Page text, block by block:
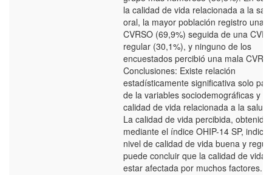
la calidad de vida relacionada a la
oral, la mayor población registro una
CVRSO (69,9%) seguida de una
regular (30,1%), y ninguno de los
encuestados percibió una mala
Conclusiones: Existe relación
estadísticamente significativa solo
de la variables sociodemográficas y la
calidad de vida relacionada a la salud
La calidad de vida percibida, obtenida
mediante el índice OHIP-14 SP, indica
nivel de calidad de vida buena y
puede concluir que la calidad de vida
estar afectada por muchos factores.